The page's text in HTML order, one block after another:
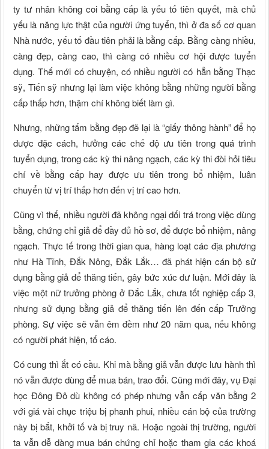
ty tư nhân không coi bằng cấp là yếu tố tiên quyết, mà chủ
yếu là năng lực thật của người ứng tuyển, thì ở đa số cơ quan
Nhà nước, yếu tố đầu tiên phải là bằng cấp. Bằng càng nhiều,
càng đẹp, càng cao, thì càng có nhiều cơ hội được tuyển
dụng. Thế mới có chuyện, có nhiều người có hẳn bằng Thạc
sỹ, Tiến sỹ nhưng lại làm việc không bằng những người bằng
cấp thấp hơn, thậm chí không biết làm gì.
Nhưng, những tấm bằng đẹp đẽ lại là “giấy thông hành” để họ
được đặc cách, hưởng các chế độ ưu tiên trong quá trình
tuyển dụng, trong các kỳ thi nâng ngạch, các kỳ thi đòi hỏi tiêu
chí về bằng cấp hay được ưu tiên trong bổ nhiệm, luân
chuyển từ vị trí thấp hơn đến vị trí cao hơn.
Cũng vì thế, nhiều người đã không ngại dối trá trong việc dùng
bằng, chứng chỉ giả để đầy đủ hồ sơ, để được bổ nhiệm, nâng
ngạch. Thực tế trong thời gian qua, hàng loạt các địa phương
như Hà Tĩnh, Đắk Nông, Đắk Lắk… đã phát hiện cán bộ sử
dụng bằng giả để thăng tiến, gây bức xúc dư luận. Mới đây là
việc một nữ trưởng phòng ở Đắc Lắk, chưa tốt nghiệp cấp 3,
nhưng sử dụng bằng giả để thăng tiến lên đến cấp Trưởng
phòng. Sự việc sẽ vẫn êm đềm như 20 năm qua, nếu không
có người phát hiện, tố cáo.
Có cung thì ắt có cầu. Khi mà bằng giả vẫn được lưu hành thì
nó vẫn được dùng để mua bán, trao đổi. Cũng mới đây, vụ Đại
học Đông Đô dù không có phép nhưng vẫn cấp văn bằng 2
với giá vài chục triệu bị phanh phui, nhiều cán bộ của trường
này bị bắt, khởi tố và bị truy nã. Hoặc ngoài thị trường, người
ta vẫn dễ dàng mua bán chứng chỉ hoặc tham gia các khoá